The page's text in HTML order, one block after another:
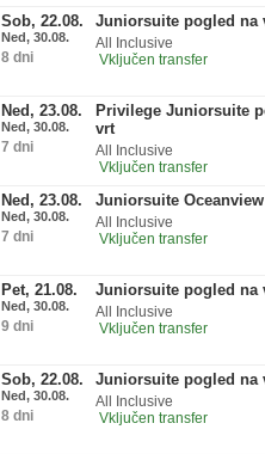
Sob, 22.08.
Ned, 30.08.
8 dni
Juniorsuite pogled na
All Inclusive
Vključen transfer
Ned, 23.08.
Ned, 30.08.
7 dni
Privilege Juniorsuite
vrt
All Inclusive
Vključen transfer
Ned, 23.08.
Ned, 30.08.
7 dni
Juniorsuite Oceanview
All Inclusive
Vključen transfer
Pet, 21.08.
Ned, 30.08.
9 dni
Juniorsuite pogled na
All Inclusive
Vključen transfer
Sob, 22.08.
Ned, 30.08.
8 dni
Juniorsuite pogled na
All Inclusive
Vključen transfer